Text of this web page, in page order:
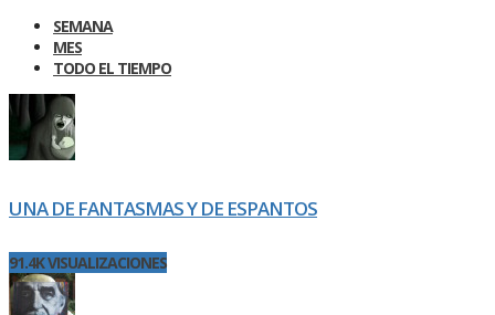
SEMANA
MES
TODO EL TIEMPO
UNA DE FANTASMAS Y DE ESPANTOS
91.4K VISUALIZACIONES